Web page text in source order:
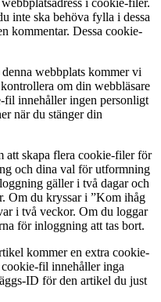
inte ska behöva fylla i dessa
kommentar. Dessa cookie-
webbplats kommer vi
om din webbläsare
fil innehåller ingen personligt
när du stänger din
att skapa flera cookie-filer för
och dina val för utformning
gäller i två dagar och
Om du kryssar i ”Kom ihåg
i två veckor. Om du loggar
för inloggning att tas bort.
kommer en extra cookie-
fil innehåller inga
ID för den artikel du just